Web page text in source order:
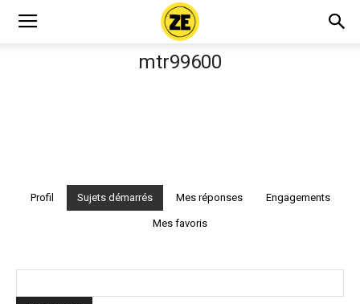
mtr99600
Profil Sujets démarrés Mes réponses Engagements
Mes favoris